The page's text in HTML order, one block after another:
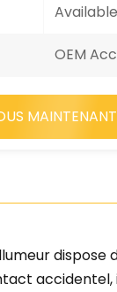
Available
OEM
MAINTENANT